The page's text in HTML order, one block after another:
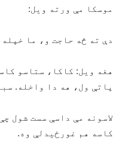
موسکا مې ورته ویل:
دې ته څه حاجت و، ما
هغه ویل: کاکا، ستاسو
پاتې ول، هه دا واخله.
لاسونه مې داسې سست شول
کاسه هم غورځیدلې وه.